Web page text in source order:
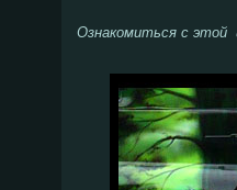
Ознакомиться с этой